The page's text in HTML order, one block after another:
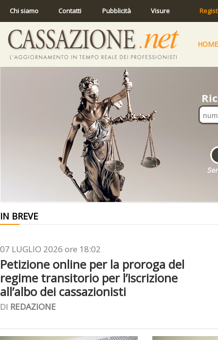
Chi siamo Contatti Pubblicità Visure
HOME
IN BREVE
07 LUGLIO 2026 ore 18:02
Petizione online per la proroga del
regime transitorio per l’iscrizione
all’albo dei cassazionisti
DI REDAZIONE